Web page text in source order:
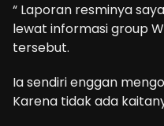
“ Laporan resminya
lewat informasi group
tersebut.
Ia sendiri enggan
Karena tidak ada